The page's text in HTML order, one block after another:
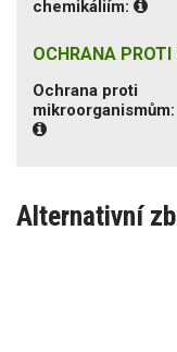
chemikáliím:
OCHRANA
Ochrana proti
mikroorganismům:
Alternativní